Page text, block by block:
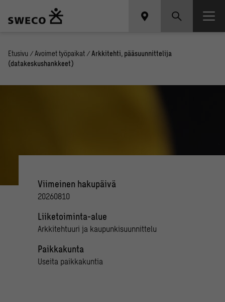
Etusivu / Avoimet työpaikat / Arkkitehti, pääsuunnittelija
(datakeskushankkeet)
Viimeinen hakupäivä
20260810
Liiketoiminta-alue
Arkkitehtuuri ja kaupunkisuunnittelu
Paikkakunta
Useita paikkakuntia